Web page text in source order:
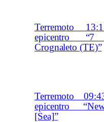
Terremoto
epicentro
Crognaleto (TE)”
Terremoto
epicentro
[Sea]”